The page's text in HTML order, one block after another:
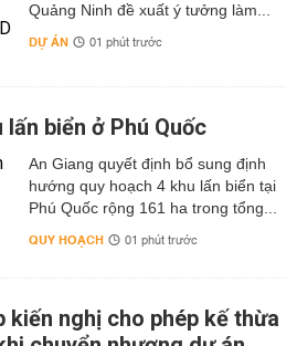
Quảng Ninh đề xuất ý tưởng làm...
DỰ ÁN 01 phút trước
lấn biển ở Phú Quốc
An Giang quyết định bổ sung định
hướng quy hoạch 4 khu lấn biển tại
Phú Quốc rộng 161 ha trong tổng...
QUY HOẠCH 01 phút trước
kiến nghị cho phép kế thừa